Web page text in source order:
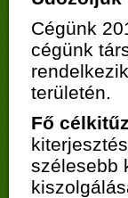
Cégünk
cégünk
területén.
Fő
szélesebb